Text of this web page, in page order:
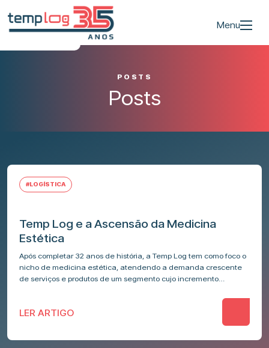
Menu
POSTS
Posts
#LOGÍSTICA
Temp Log e a Ascensão da Medicina
Estética
Após completar 32 anos de história, a Temp Log tem como foco o
nicho de medicina estética, atendendo a demanda crescente
de serviços e produtos de um segmento cujo incremento…
LER ARTIGO